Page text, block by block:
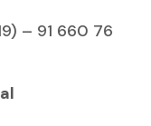
– 91 660 76